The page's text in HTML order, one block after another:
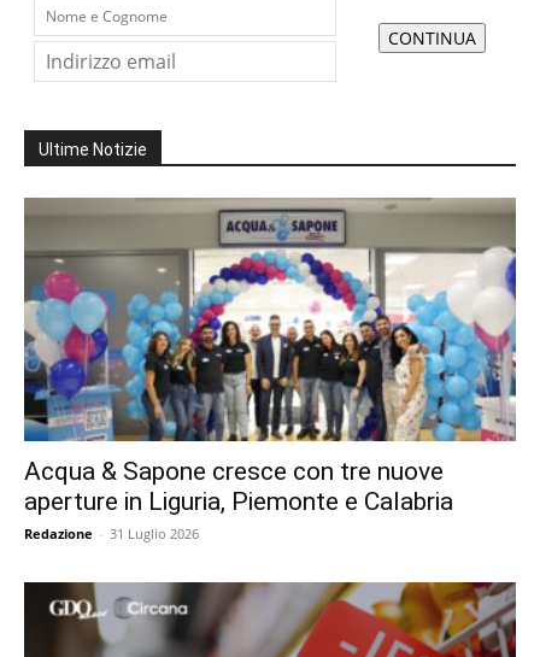
Ultime Notizie
Acqua & Sapone cresce con tre nuove
aperture in Liguria, Piemonte e Calabria
Redazione - 31 Luglio 2026